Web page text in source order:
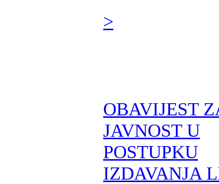
>
OBAVIJEST
JAVNOST U
POSTUPKU
IZDAVANJA